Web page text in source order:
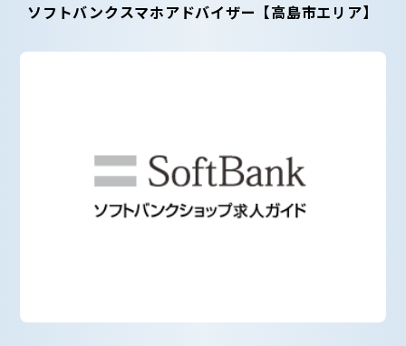
ソフトバンクスマホアドバイザー【高島市エリア】